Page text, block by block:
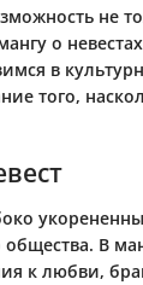
не
о
в
того,
В
к любви,